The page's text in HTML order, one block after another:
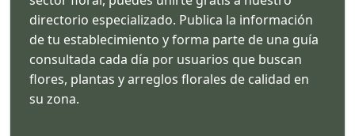
directorio especializado. Publica la información
de tu establecimiento y forma parte de una guía
consultada cada día por usuarios que buscan
flores, plantas y arreglos florales de calidad en
su zona.